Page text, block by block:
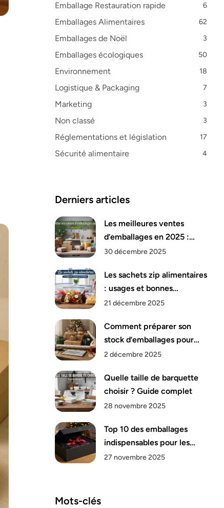
Emballage Restauration rapide 6
Emballages Alimentaires 62
Emballages de Noël 3
Emballages écologiques 50
Environnement 18
Logistique & Packaging 7
Marketing 3
Non classé 3
Réglementations et législation 17
Sécurité alimentaire 4
Derniers articles
Les meilleures ventes
d’emballages en 2025 :
analyse
30 décembre 2025
Les sachets zip alimentaires
: usages et bonnes
pratiques
21 décembre 2025
Comment préparer son
stock d’emballages pour
Noël ?
2 décembre 2025
Quelle taille de barquette
choisir ? Guide complet
28 novembre 2025
Top 10 des emballages
indispensables pour les
fêtes de fin d’année
27 novembre 2025
Mots-clés